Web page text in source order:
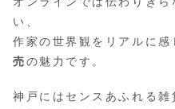
い、
作家の世界観をリアルに感
売の魅力です。
神戸にはセンスあふれる